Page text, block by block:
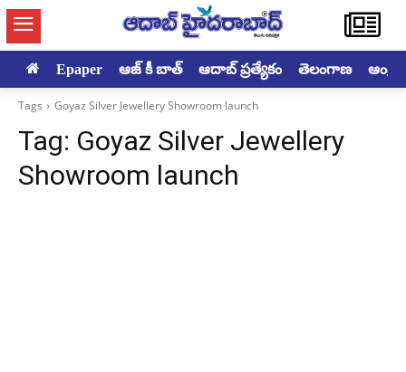
Epaper ఆజ్ కీ బాత్ ఆదాబ్ ప్రత్యేకం తెలంగాణ
Tags Goyaz Silver Jewellery Showroom launch
Tag: Goyaz Silver Jewellery
Showroom launch